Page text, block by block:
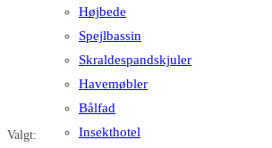
Højbede
Spejlbassin
Skraldespandskjuler
Havemøbler
Bålfad
Insekthotel
Valgt: